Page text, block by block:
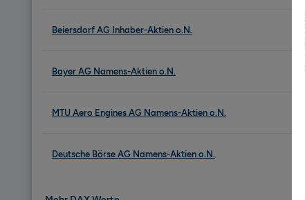
Beiersdorf AG Inhaber-Aktien o.N.
Bayer AG Namens-Aktien o.N.
MTU Aero Engines AG Namens-Aktien o.N.
Deutsche Börse AG Namens-Aktien o.N.